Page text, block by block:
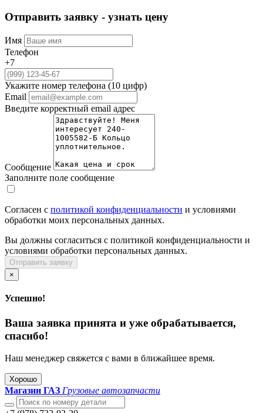
Отправить заявку - узнать цену
Имя
Телефон
+7
Укажите номер телефона (10 цифр)
Email
Введите корректный email адрес
Сообщение
Заполните поле сообщение
Согласен с политикой конфиденциальности и условиями
обработки моих персональных данных.
Вы должны согласиться с политикой конфиденциальности и
условиями обработки персональных данных.
Отправить заявку
×
Успешно!
Ваша заявка принята и уже обрабатывается,
спасибо!
Наш менеджер свяжется с вами в ближайшее время.
Хорошо
Магазин ГАЗ Грузовые автозапчасти